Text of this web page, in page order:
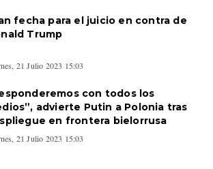
fecha para el juicio en contra de
Trump
21 Julio 2023 15:03
con todos los
advierte Putin a Polonia tras
en frontera bielorrusa
21 Julio 2023 15:03